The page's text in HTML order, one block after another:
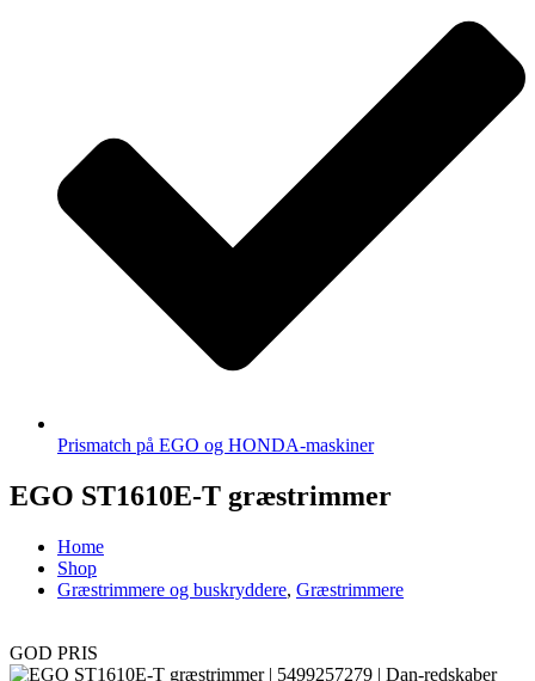
Prismatch på EGO og HONDA-maskiner
EGO ST1610E-T græstrimmer
Home
Shop
Græstrimmere og buskryddere, Græstrimmere
GOD PRIS